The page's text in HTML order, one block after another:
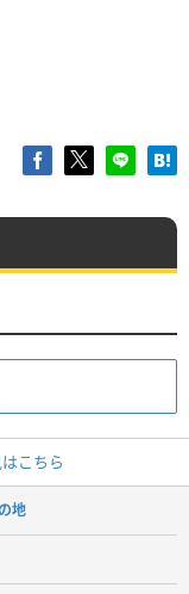
こちら
地